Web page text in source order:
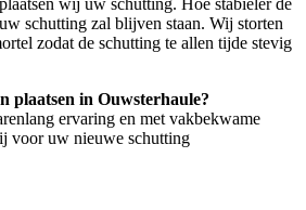
wij uw schutting. Hoe stabieler de
schutting zal blijven staan. Wij storten
zodat de schutting te allen tijde stevig
plaatsen in Ouwsterhaule?
ervaring en met vakbekwame
voor uw nieuwe schutting